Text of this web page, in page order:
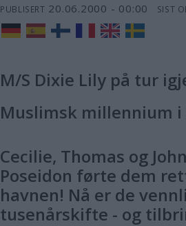
PUBLISERT 20.06.2000 - 00:00 SIST
M/S Dixie Lily på tur
Muslimsk millennium i
Cecilie, Thomas og
Poseidon førte dem
havnen! Nå er de
tusenårskifte - og